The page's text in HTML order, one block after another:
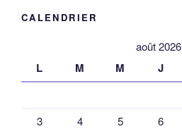
CALENDRIER
août 2026
L M M J
3
4 5 6